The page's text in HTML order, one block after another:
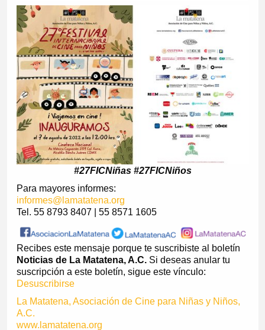
#27FICNiñas #27FICNiños
Para mayores informes:
informes@lamatatena.org
Tel. 55 8793 8407 | 55 8571 1605
Recibes este mensaje porque te suscribiste al boletín
Noticias de La Matatena, A.C.Si deseas anular tu
suscripción a este boletín, sigue este vínculo:
Desuscribirse
La Matatena, Asociación de Cine para Niñas y Niños,
A.C.
www.lamatatena.org